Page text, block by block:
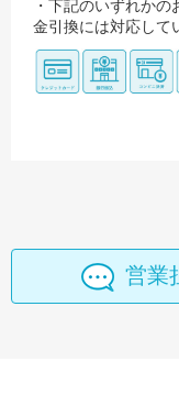
・下記のいずれか
金引換には対応して
営業